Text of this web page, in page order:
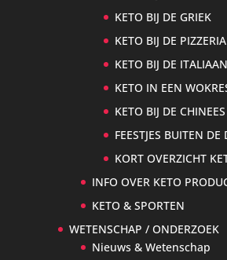
KETO BIJ DE GRIEK
KETO BIJ DE PIZZERIA
KETO BIJ DE ITALIAAN
KETO IN EEN
KETO BIJ DE CHINEES
FEESTJES BUITEN DE
KORT OVERZICHT
INFO OVER KETO
KETO & SPORTEN
WETENSCHAP / ONDERZOEK
Nieuws & Wetenschap